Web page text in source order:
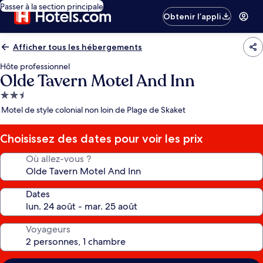
Passer à la section principale
Obtenir l’appli
Afficher tous les hébergements
Hôte professionnel
Olde Tavern Motel And Inn
Hébergement
2.5 étoiles
Motel de style colonial non loin de Plage de Skaket
Choisissez des dates pour voir les prix
Où allez-vous ?
Dates
Voyageurs